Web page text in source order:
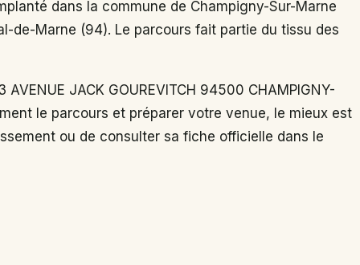
dans la commune de Champigny-Sur-Marne
de-Marne (94). Le parcours fait partie du tissu des
AVENUE JACK GOUREVITCH 94500 CHAMPIGNY-
le parcours et préparer votre venue, le mieux est
ou de consulter sa fiche officielle dans le